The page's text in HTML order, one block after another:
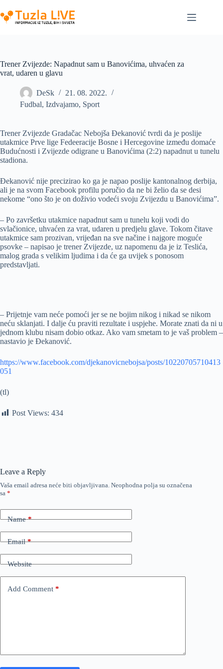
to
content
Trener Zvijezde: Napadnut sam u Banovićima, uhvaćen za
vrat, udaren u glavu
DeSk
21. 08. 2022.
Fudbal, Izdvajamo, Sport
Trener Zvijezde Gradačac Nebojša Đekanović tvrdi da je poslije
utakmice Prve lige Fedeeracije Bosne i Hercegovine između domaće
Budućnosti i Zvijezde odigrane u Banovićima (2:2) napadnut u tunelu
stadiona.
Đekanović nije precizirao ko ga je napao poslije kantonalnog derbija,
ali je na svom Facebook profilu poručio da ne bi želio da se desi
nekome “ono što je on doživio vodeći svoju Zvijezdu u Banovićima”.
– Po završetku utakmice napadnut sam u tunelu koji vodi do
svlačionice, uhvaćen za vrat, udaren u predjelu glave. Tokom čitave
utakmice sam prozivan, vrijeđan na sve načine i najgore moguće
psovke – napisao je trener Zvijezde, uz napomenu da je iz Teslića,
malog grada s velikim ljudima i da će ga uvijek s ponosom
predstavljati.
– Prijetnje vam neće pomoći jer se ne bojim nikog i nikad se nikom
neću sklanjati. I dalje ću praviti rezultate i uspjehe. Morate znati da ni u
jednom klubu nisam dobio otkaz. Ako vam smetam to je vaš problem –
nastavio je Đekanović.
https://www.facebook.com/djekanovicnebojsa/posts/10220705710413
051
(tl)
Post Views: 434
Leave a Reply
Vaša email adresa neće biti objavljivana. Neophodna polja su označena
sa *
Name*
Email*
Website
Add Comment *